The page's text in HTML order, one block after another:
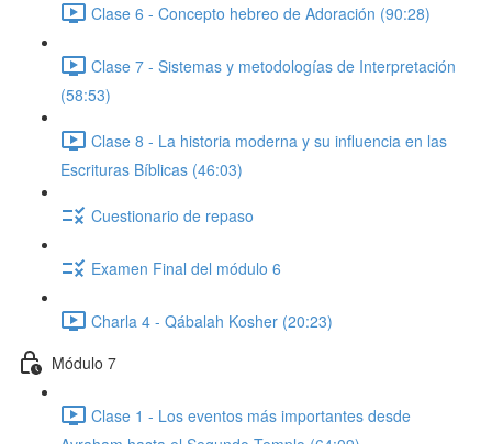
Clase 6 - Concepto hebreo de Adoración (90:28)
Clase 7 - Sistemas y metodologías de Interpretación
(58:53)
Clase 8 - La historia moderna y su influencia en las
Escrituras Bíblicas (46:03)
Cuestionario de repaso
Examen Final del módulo 6
Charla 4 - Qábalah Kosher (20:23)
Módulo 7
Clase 1 - Los eventos más importantes desde